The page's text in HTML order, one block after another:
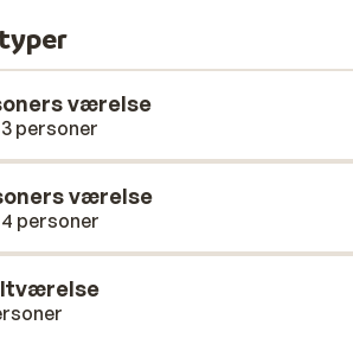
Morzines sneklædte bjergtoppe.
du gøre i wellnessområdet på
pool eller helt koble af i hammam eller
værelse
personer
værelse
personer